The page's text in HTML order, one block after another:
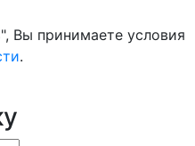
Вы принимаете условия
.